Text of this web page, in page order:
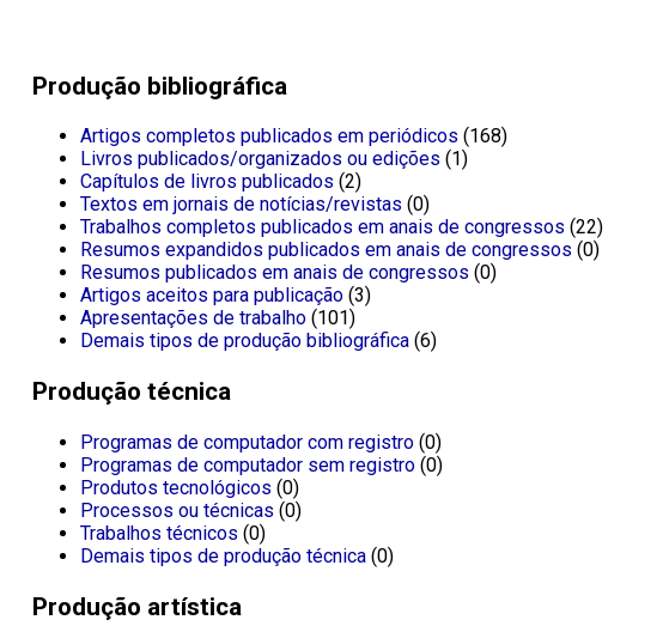
Produção bibliográfica
Artigos completos publicados em periódicos (168)
Livros publicados/organizados ou edições (1)
Capítulos de livros publicados (2)
Textos em jornais de notícias/revistas (0)
Trabalhos completos publicados em anais de congressos (22)
Resumos expandidos publicados em anais de congressos (0)
Resumos publicados em anais de congressos (0)
Artigos aceitos para publicação(3)
Apresentações de trabalho(101)
Demais tipos de produção bibliográfica(6)
Produção técnica
Programas de computador com registro(0)
Programas de computador sem registro(0)
Produtos tecnológicos (0)
Processos ou técnicas (0)
Trabalhos técnicos (0)
Demais tipos de produção técnica(0)
Produção artística